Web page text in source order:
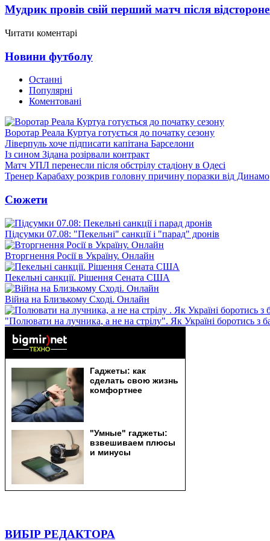
Мудрик провів свій перший матч після
Читати коментарі
Новини футболу
Останні
Популярні
Коментовані
Воротар Реала Куртуа готується до початку сезону
Ліверпуль хоче підписати капітана Барселони
Із сином Зідана розірвали контракт
Матч УПЛ перенесли після обстрілу стадіону в Одесі
Тренер Карабаху розкрив головну причину поразки від Динамо
Сюжети
Підсумки 07.08: "Пекельні" санкції і "парад" дронів
Вторгнення Росії в Україну. Онлайн
Пекельні санкції. Рішення Сената США
Війна на Близькому Сході. Онлайн
"Полювати на лучника, а не на стрілу". Як Україні боротись з
ВИБІР РЕДАКТОРА